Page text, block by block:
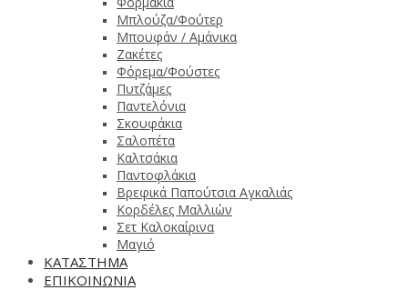
Μπλούζα/Φούτερ
Μπουφάν / Αμάνικα
Ζακέτες
Φόρεμα/Φούστες
Πυτζάμες
Παντελόνια
Σκουφάκια
Σαλοπέτα
Καλτσάκια
Παντοφλάκια
Βρεφικά Παπούτσια Αγκαλιάς
Κορδέλες Μαλλιών
Σετ Καλοκαίρινα
Μαγιό
ΚΑΤΑΣΤΗΜΑ
ΕΠΙΚΟΙΝΩΝΙΑ